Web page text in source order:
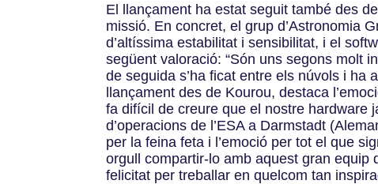
El llançament ha estat seguit també des
missió. En concret, el grup d’Astronomia
d’altíssima estabilitat i sensibilitat, i el
següent valoració: “Són uns segons molt
de seguida s’ha ficat entre els núvols i ha
llançament des de Kourou, destaca
fa difícil de creure que el nostre hardware
d’operacions de l’ESA a Darmstadt
per la feina feta i l’emoció per tot el que
orgull compartir-lo amb aquest gran equip
felicitat per treballar en quelcom tan